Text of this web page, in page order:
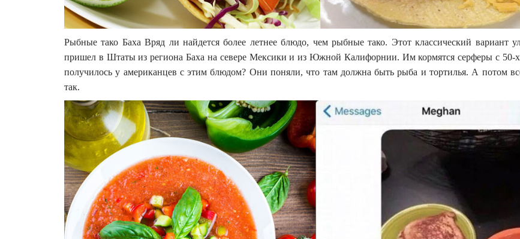
Рыбные тако Баха Вряд ли найдется более летнее блюдо, чем рыбные тако. Этот классический вариант
пришел в Штаты из региона Баха на севере Мексики и из Южной Калифорнии. Им кормятся серферы с 50-
получилось у американцев с этим блюдом? Они поняли, что там должна быть рыба и тортилья. А потом
так.